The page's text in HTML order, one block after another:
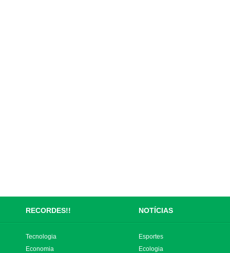
RECORDES!! NOTÍCIAS
Tecnologia
Economia
Esportes
Ecologia